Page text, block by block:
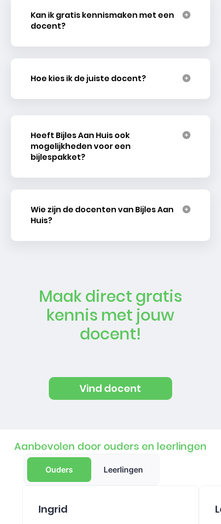
Kan ik gratis kennismaken met een
docent?
Hoe kies ik de juiste docent?
Heeft Bijles Aan Huis ook
mogelijkheden voor een
bijlespakket?
Wie zijn de docenten van Bijles Aan
Huis?
Maak direct gratis
kennis met jouw
docent!
Vind docent
Aanbevolen door ouders en leerlingen
Ouders Leerlingen
Ingrid